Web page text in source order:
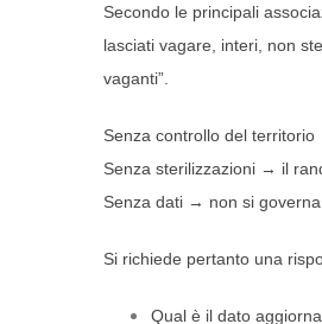
Secondo le principali
lasciati vagare, interi, non
vaganti”.
Senza controllo del
Senza sterilizzazioni → il
Senza dati → non si governa
Si richiede pertanto una
Qual è il dato